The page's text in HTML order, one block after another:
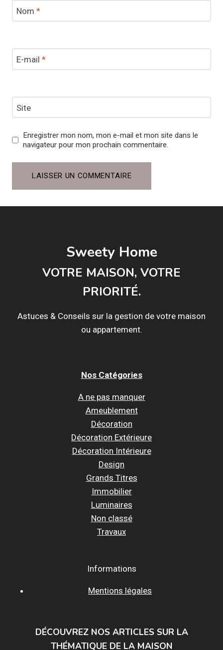
Nom *
E-mail *
Site
Enregistrer mon nom, mon e-mail et mon site dans le
navigateur pour mon prochain commentaire.
Sweety Home
VOTRE MAISON, VOTRE
PRIORITÉ.
Astuces & Conseils sur la gestion de votre maison
ou appartement.
Nos Catégories
A ne pas manquer
Ameublement
Décoration
Décoration Extérieure
Décoration Intérieure
Design
Grands Titres
Immobilier
Luminaires
Non classé
Travaux
Informations
Mentions légales
DÉCOUVREZ NOS ARTICLES SUR LA
THÉMATIQUE DE LA MAISON